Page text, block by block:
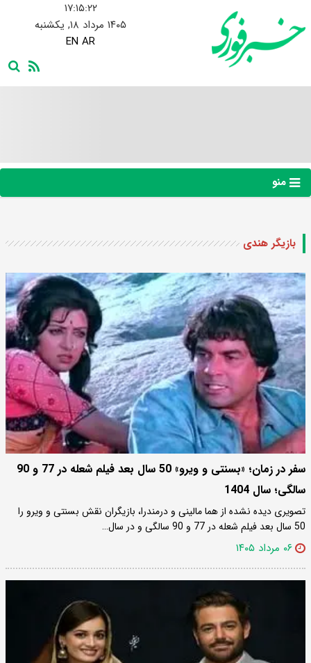
۱۷:۱۵:۲۳
۱۴۰۵ مرداد ۱۸, یکشنبه
EN AR
منو
بازیگر هندی
سفر در زمان؛ «بسنتی و ویرو» 50 سال بعد فیلم شعله در 77 و 90
سالگی؛ سال 1404
تصویری دیده نشده از هما مالینی و درمندرا، بازیگران نقش بسنتی و ویرو را
50 سال بعد فیلم شعله در 77 و 90 سالگی و در سال…
۰۶ مرداد ۱۴۰۵